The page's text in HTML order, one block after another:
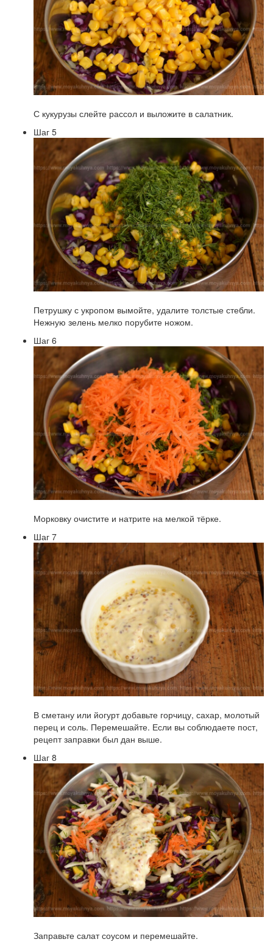
С кукурузы слейте рассол и выложите в салатник.
Шаг 5
Петрушку с укропом вымойте, удалите толстые стебли.
Нежную зелень мелко порубите ножом.
Шаг 6
Морковку очистите и натрите на мелкой тёрке.
Шаг 7
В сметану или йогурт добавьте горчицу, сахар, молотый
перец и соль. Перемешайте. Если вы соблюдаете пост,
рецепт заправки был дан выше.
Шаг 8
Заправьте салат соусом и перемешайте.